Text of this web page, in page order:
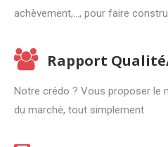
achèvement,…, pour faire
Rapport
Notre crédo ? Vous proposer le
du marché, tout simplement